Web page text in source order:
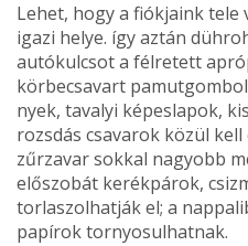
Lehet, hogy a fiókjaink tele
igazi helye. így aztán
autókulcsot a félre­tett
körbecsavart
nyek, tavalyi képeslapok,
rozsdás csavarok közül
zűrzavar sokkal nagyobb
előszobát kerékpá­rok,
torlaszolhatják el; a
papírok tornyosulhatnak.